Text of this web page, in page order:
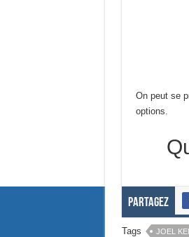
On peut se
options.
Partagez
Tags JOEL